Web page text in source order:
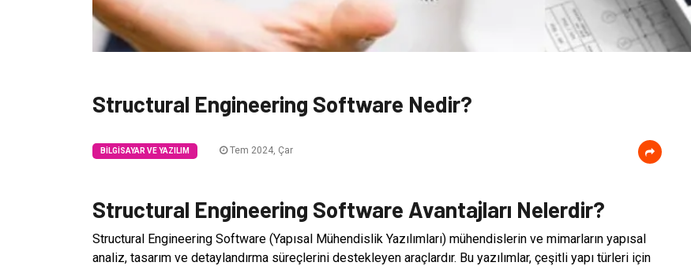
Structural Engineering Software Nedir?
BILGISAYAR VE YAZILIM Tem 2024, Çar
Structural Engineering Software Avantajları Nelerdir?
Structural Engineering Software (Yapısal Mühendislik Yazılımları) mühendislerin ve mimarların yapısal
analiz, tasarım ve detaylandırma süreçlerini destekleyen araçlardır. Bu yazılımlar, çeşitli yapı türleri için